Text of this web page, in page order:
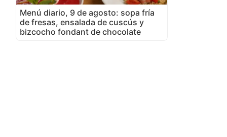
Menú diario, 9 de agosto: sopa fría
de fresas, ensalada de cuscús y
bizcocho fondant de chocolate